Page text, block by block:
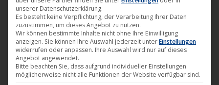
„Love Steaks“ (Darling Berlin) bald auf
DVD und bei VoD-Portalen erhältlich
Darling Berlin,Film, News 15. Oktober 2014
„Love Steaks“ ist „nicht nur ein Film, sondern ein
unserer Datenschutzerklärung.
Es besteht keine Verpflichtung, der Verarbeitung Ihrer Daten
zuzustimmen, um dieses Angebot zu nutzen.
Wir können bestimmte Inhalte nicht ohne Ihre Einwilligung
anzeigen. Sie können Ihre Auswahl jederzeit unterEinstellungen
widerrufen oder anpassen. Ihre Auswahl wird nur auf dieses
Angebot angewendet.
Bitte beachten Sie, dass aufgrund individueller Einstellungen
möglicherweise nicht alle Funktionen der Website verfügbar sind.